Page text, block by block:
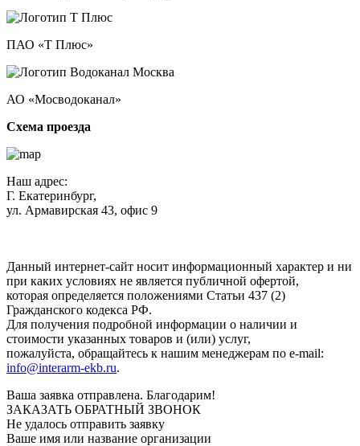
ПАО «Т Плюс»
АО «Мосводоканал»
Схема проезда
Наш адрес:
Г. Екатеринбург,
ул. Армавирская 43, офис 9
Данный интернет-сайт носит информационный характер и ни
при каких условиях не является публичной офертой,
которая определяется положениями Статьи 437 (2)
Гражданского кодекса РФ.
Для получения подробной информации о наличии и
стоимости указанных товаров и (или) услуг,
пожалуйста, обращайтесь к нашим менеджерам по e-mail:
info@interarm-ekb.ru.
Ваша заявка отправлена. Благодарим!
ЗАКАЗАТЬ ОБРАТНЫЙ ЗВОНОК
Не удалось отправить заявку
Ваше имя или название организации